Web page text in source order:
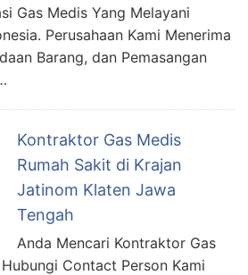
Gas Medis Yang Melayani
Perusahaan Kami Menerima
Barang, dan Pemasangan
Kontraktor Gas Medis
Rumah Sakit di Krajan
Jatinom Klaten Jawa
Tengah
Anda Mencari Kontraktor Gas
Contact Person Kami